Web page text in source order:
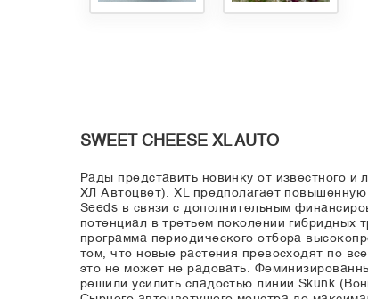
SWEET CHEESE XL AUTO
Рады представить новинку от известного
ХЛ Автоцвет). XL предполагает
Seeds в связи с дополнительным
потенциал в третьем поколении гибридных
программа периодического отбора
том, что новые растения превосходят по
это не может не радовать.
решили усилить сладостью линии Skunk